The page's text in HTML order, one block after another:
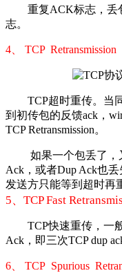
重复ACK标志，丢
志。
4、 TCP Retransmission
TCP超时重传。当
到初传包的反馈ack，
TCP Retransmission。
如果一个包丢了
Ack，或者Dup Ack也
发送方只能等到超时再
5、TCP Fast
TCP快速重传 ，一
Ack，即三次TCP dup
6、 TCP Spurious